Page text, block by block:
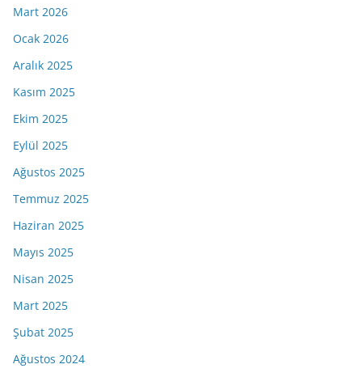
Mart 2026
Ocak 2026
Aralık 2025
Kasım 2025
Ekim 2025
Eylül 2025
Ağustos 2025
Temmuz 2025
Haziran 2025
Mayıs 2025
Nisan 2025
Mart 2025
Şubat 2025
Ağustos 2024